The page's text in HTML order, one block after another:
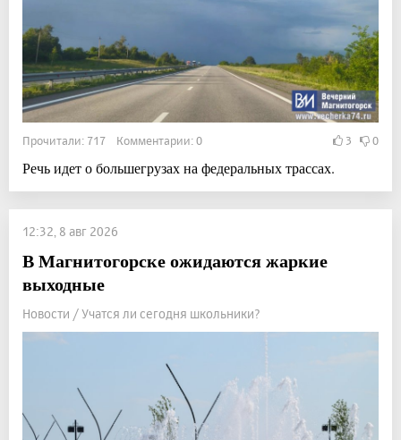
Прочитали: 717 Комментарии: 0 3 0
Речь идет о большегрузах на федеральных трассах.
12:32, 8 авг 2026
В Магнитогорске ожидаются жаркие
выходные
Новости / Учатся ли сегодня школьники?